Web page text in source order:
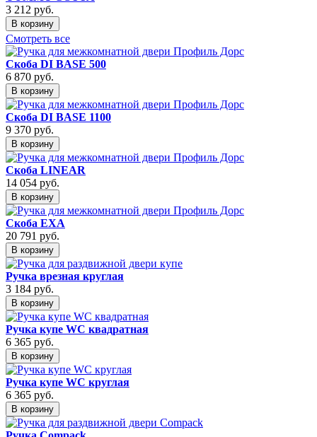
3 212 руб.
В корзину
Смотреть все
Скоба DI BASE 500
6 870 руб.
В корзину
Скоба DI BASE 1100
9 370 руб.
В корзину
Скоба LINEAR
14 054 руб.
В корзину
Скоба EXA
20 791 руб.
В корзину
Ручка врезная круглая
3 184 руб.
В корзину
Ручка купе WC квадратная
6 365 руб.
В корзину
Ручка купе WC круглая
6 365 руб.
В корзину